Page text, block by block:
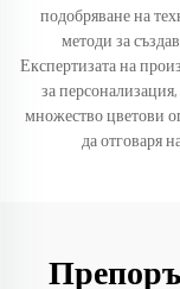
подобряване на
методи за
Експертизата на
за
множество цветови
да отговаря